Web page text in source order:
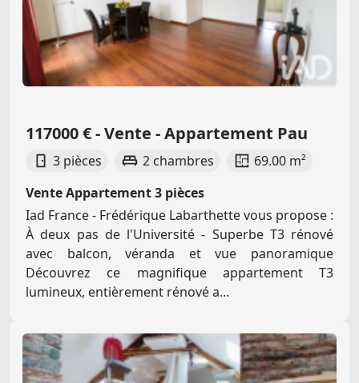
117000 € - Vente - Appartement Pau
3 pièces 2 chambres
69.00 m²
Vente Appartement 3 pièces
Iad France - Frédérique Labarthette vous propose :
À deux pas de l'Université - Superbe T3 rénové
avec balcon, véranda et vue panoramique
Découvrez ce magnifique appartement T3
lumineux, entièrement rénové a...